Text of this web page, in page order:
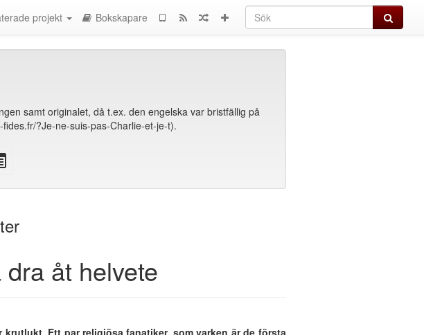
Sök
projekt Bokskapare
samt originalet, då t.ex. den engelska var bristfällig på
?Je-ne-suis-pas-Charlie-et-je-t).
bookbuilder
åt helvete